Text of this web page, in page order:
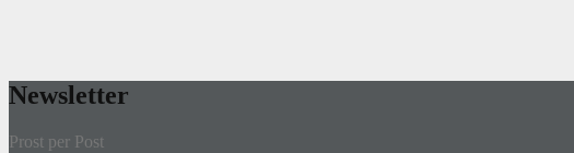
Newsletter
Prost per Post